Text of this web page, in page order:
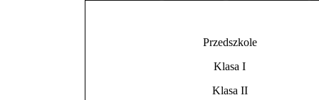
Przedszkole
Klasa I
Klasa II